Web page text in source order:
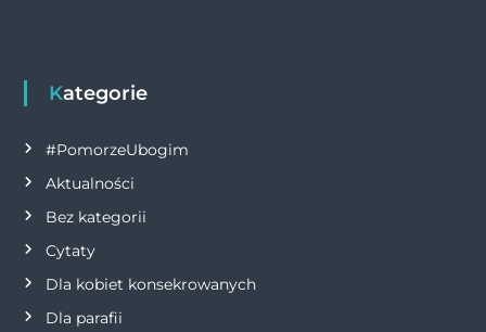
a
c
j
a
w
Kategorie
#PomorzeUbogim
Aktualności
Bez kategorii
Cytaty
Dla kobiet konsekrowanych
Dla parafii